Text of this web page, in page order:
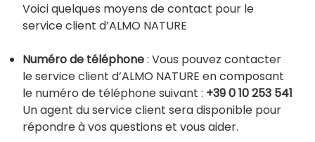
Voici quelques moyens de contact pour le
service client d’ALMO NATURE
Numéro de téléphone: Vous pouvez contacter
le service client d’ALMO NATURE en composant
le numéro de téléphone suivant : +39 0 10 253 541
Un agent du service client sera disponible pour
répondre à vos questions et vous aider.